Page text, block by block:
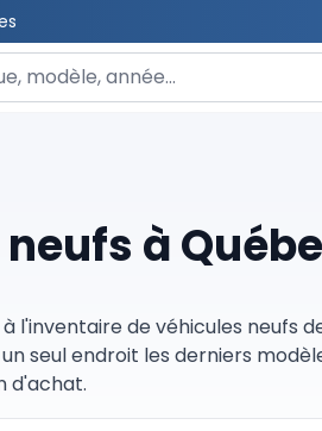
véhicule
à
l'inventaire de véhicules
seul endroit les derniers
d'achat.